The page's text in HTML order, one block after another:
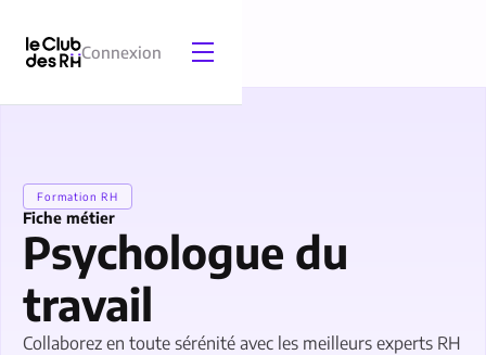
Connexion
Formation RH
Fiche métier
Psychologue du
travail
Collaborez en toute sérénité avec les meilleurs experts RH